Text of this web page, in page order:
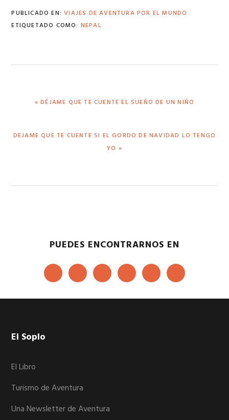
PUBLICADO EN:VIAJES DE AVENTURA POR EL MUNDO
ETIQUETADO COMO: NEPAL
ENTRADA
« DÉJAME QUE TE CUENTE EL SUEÑO DE UN NIÑO
SIGUIENTE
DEJAME QUE TE CUENTE SI EL GORDO DE NAVIDAD LO TENGO
YO »
PUEDES ENCONTRARNOS EN
Footer
El Soplo
El Libro
Turismo de Aventura
Una Newsletter de Aventura